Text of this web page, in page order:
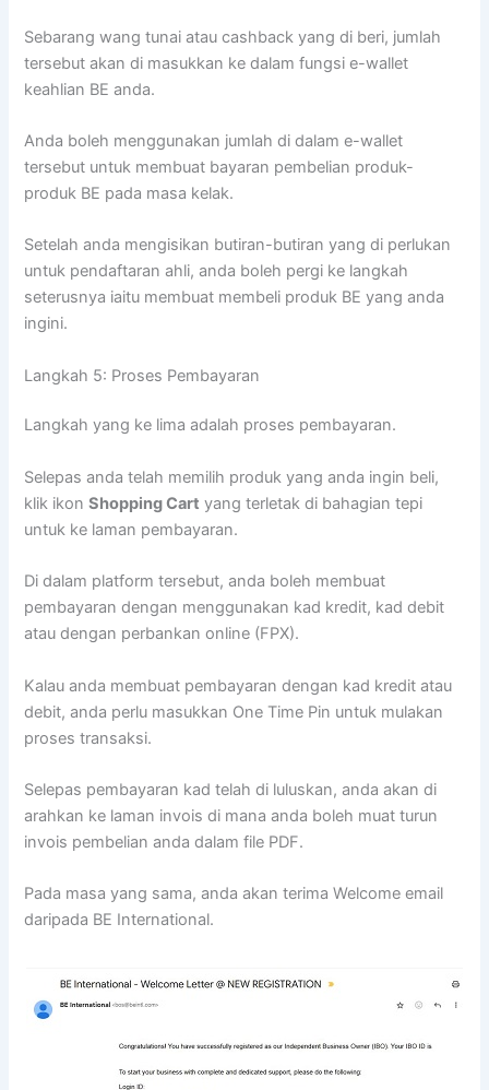
Sebarang wang tunai atau cashback yang di beri, jumlah
tersebut akan di masukkan ke dalam fungsi e-wallet
keahlian BE anda.
Anda boleh menggunakan jumlah di dalam e-wallet
tersebut untuk membuat bayaran pembelian produk-
produk BE pada masa kelak.
Setelah anda mengisikan butiran-butiran yang di perlukan
untuk pendaftaran ahli, anda boleh pergi ke langkah
seterusnya iaitu membuat membeli produk BE yang anda
ingini.
Langkah 5: Proses Pembayaran
Langkah yang ke lima adalah proses pembayaran.
Selepas anda telah memilih produk yang anda ingin beli,
klik ikonShopping Cart yang terletak di bahagian tepi
untuk ke laman pembayaran.
Di dalam platform tersebut, anda boleh membuat
pembayaran dengan menggunakan kad kredit, kad debit
atau dengan perbankan online (FPX).
Kalau anda membuat pembayaran dengan kad kredit atau
debit, anda perlu masukkan One Time Pin untuk mulakan
proses transaksi.
Selepas pembayaran kad telah di luluskan, anda akan di
arahkan ke laman invois di mana anda boleh muat turun
invois pembelian anda dalam file PDF.
Pada masa yang sama, anda akan terima Welcome email
daripada BE International.